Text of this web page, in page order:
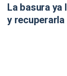
La basura
y